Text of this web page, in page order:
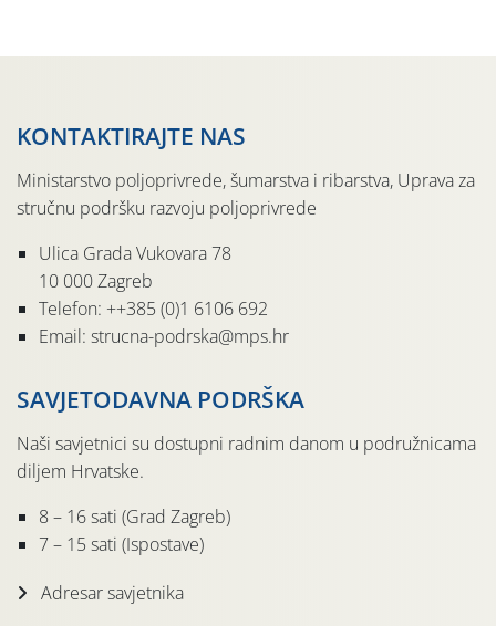
KONTAKTIRAJTE NAS
Ministarstvo poljoprivrede, šumarstva i ribarstva, Uprava za
stručnu podršku razvoju poljoprivrede
Ulica Grada Vukovara 78
10 000 Zagreb
Telefon: ++385 (0)1 6106 692
Email: strucna-podrska@mps.hr
SAVJETODAVNA PODRŠKA
Naši savjetnici su dostupni radnim danom u podružnicama
diljem Hrvatske.
8 – 16 sati (Grad Zagreb)
7 – 15 sati (Ispostave)
Adresar savjetnika